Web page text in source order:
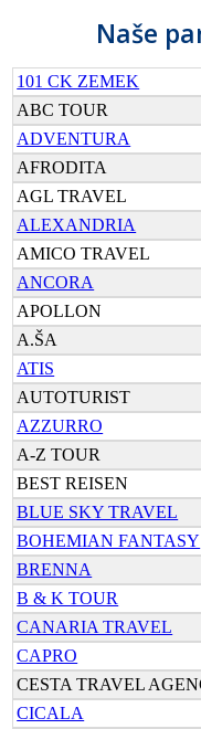
Naše
101 CK ZEMEK
ABC TOUR
ADVENTURA
AFRODITA
AGL TRAVEL
ALEXANDRIA
AMICO TRAVEL
ANCORA
APOLLON
A.ŠA
ATIS
AUTOTURIST
AZZURRO
A-Z TOUR
BEST REISEN
BLUE SKY TRAVEL
BOHEMIAN FANTASY
BRENNA
B & K TOUR
CANARIA TRAVEL
CAPRO
CESTA TRAVEL
CICALA